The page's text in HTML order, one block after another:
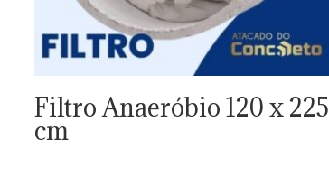
Filtro Anaeróbio 120 x 225
cm